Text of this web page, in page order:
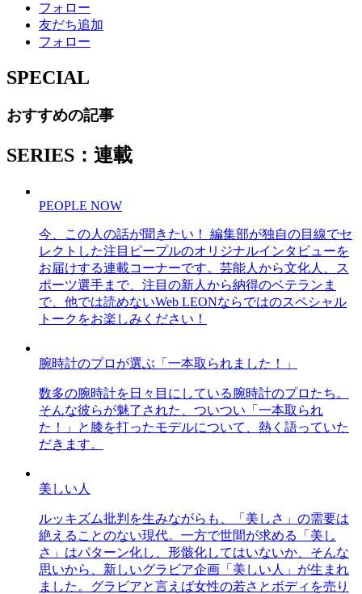
フォロー
友だち追加
フォロー
SPECIAL
おすすめの記事
SERIES：連載
PEOPLE NOW
今、この人の話が聞きたい！ 編集部が独自の目線でセ
レクトした注目ピープルのオリジナルインタビューを
お届けする連載コーナーです。芸能人から文化人、ス
ポーツ選手まで、注目の新人から納得のベテランま
で、他では読めないWeb LEONならではのスペシャル
トークをお楽しみください！
腕時計のプロが選ぶ「一本取られました！」
数多の腕時計を日々目にしている腕時計のプロたち。
そんな彼らが魅了された、ついつい「一本取られ
た！」と膝を打ったモデルについて、熱く語っていた
だきます。
美しい人
ルッキズム批判を生みながらも、「美しさ」の需要は
絶えることのない現代。一方で世間が求める「美し
さ」はパターン化し、形骸化してはいないか、そんな
思いから、新しいグラビア企画「美しい人」が生まれ
ました。グラビアと言えば女性の若さとボディを売り